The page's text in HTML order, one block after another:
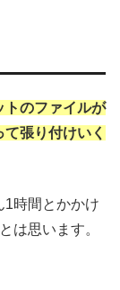
トのファイルが
張り付けいく
1時間とかかけ
は思います。